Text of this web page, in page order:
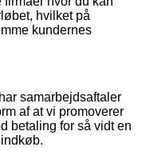
hvilket på
kundernes
samarbejdsaftaler
af at vi promoverer
betaling for så vidt en